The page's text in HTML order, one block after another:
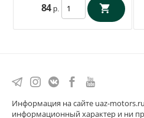
84 р.
Информация на сайте uaz-
информационный характер и ни